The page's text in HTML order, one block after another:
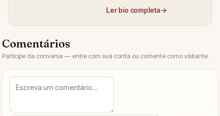
Ler bio completa→